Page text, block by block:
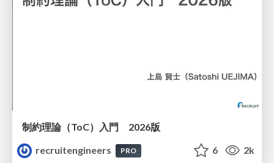
制約理論（ToC）入門 2026版
recruitengineers
PRO 6 2k